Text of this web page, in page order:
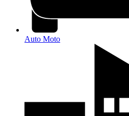
Auto Moto